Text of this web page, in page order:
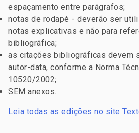
espaçamento entre parágrafos;
notas de rodapé - deverão ser
notas explicativas e não para
bibliográfica;
as citações bibliográficas devem
autor-data, conforme a Norma
10520/2002;
SEM anexos.
Leia todas as edições no site